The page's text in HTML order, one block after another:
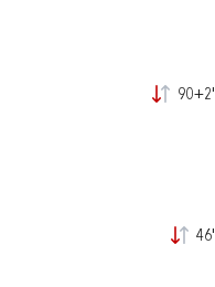
90+2'
46'